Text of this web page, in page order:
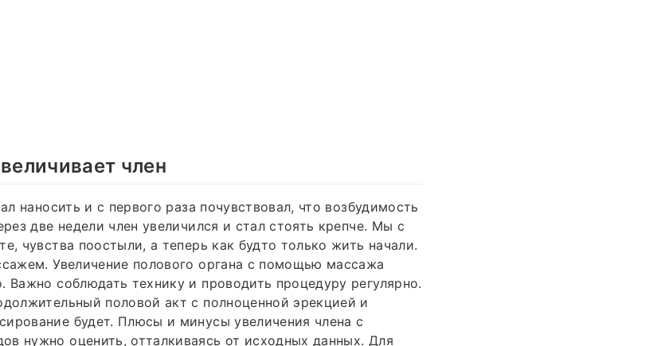
член
наносить и с первого раза почувствовал, что возбудимость
две недели член увеличился и стал стоять крепче. Мы с
чувства поостыли, а теперь как будто только жить начали.
Увеличение полового органа с помощью массажа
Важно соблюдать технику и проводить процедуру регулярно.
половой акт с полноценной эрекцией и
будет. Плюсы и минусы увеличения члена с
нужно оценить, отталкиваясь от исходных данных. Для